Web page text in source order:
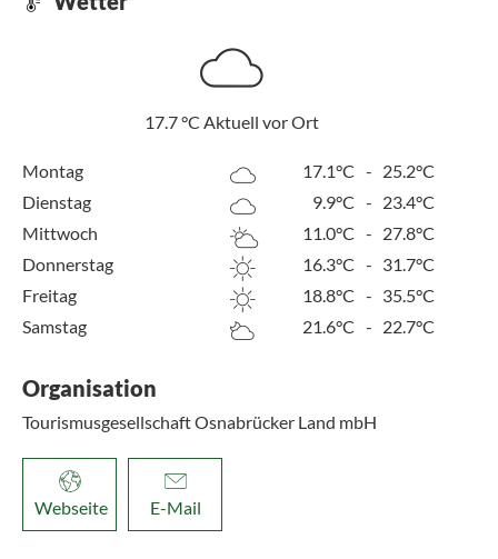
17.7°C Aktuell vor Ort
Montag 17.1°C - 25.2°C
Dienstag
9.9°C - 23.4°C
Mittwoch
11.0°C - 27.8°C
Donnerstag
16.3°C - 31.7°C
Freitag
18.8°C - 35.5°C
Samstag
21.6°C - 22.7°C
Organisation
Tourismusgesellschaft Osnabrücker Land mbH
Webseite E-Mail